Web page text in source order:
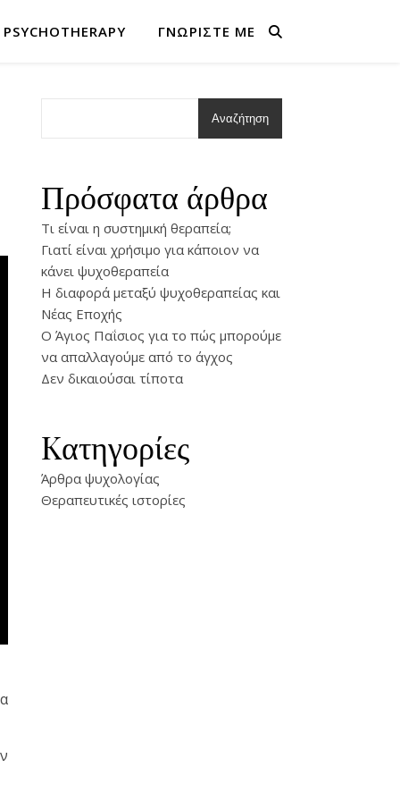
ΓΝΩΡΊΣΤΕ ΜΕ
Αναζήτηση
Πρόσφατα άρθρα
Τι είναι η συστημική θεραπεία;
Γιατί είναι χρήσιμο για κάποιον να
κάνει ψυχοθεραπεία
Η διαφορά μεταξύ ψυχοθεραπείας και
Νέας Εποχής
O Άγιος Παΐσιος για το πώς μπορούμε
να απαλλαγούμε από το άγχος
Δεν δικαιούσαι τίποτα
Kατηγορίες
Άρθρα ψυχολογίας
Θεραπευτικές ιστορίες